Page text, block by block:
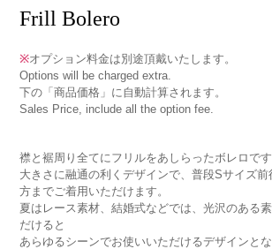
Frill Bolero
※オプション料金は別途頂戴いたします。
Options will be charged extra.
下の「商品価格」に自動計算されます。
Sales Price, include all the option fee.
襟と裾周り全てにフリルをあしらったボレロです
大きさに融通の利くデザインで、普段Sサイズ
方までご着用いただけます。
夏はレース素材、結婚式などでは、光沢のある
だけると
あらゆるシーンでお使いいただけるデザインとな